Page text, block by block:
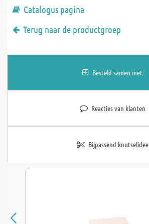
Catalogus pagina
Terug naar de productgroep
Besteld samen met
Reacties van klanten
Bijpassend knutselidee